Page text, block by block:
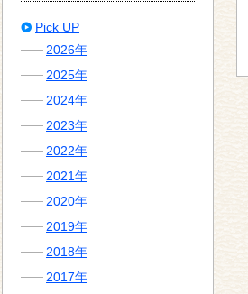
Pick UP
2026年
2025年
2024年
2023年
2022年
2021年
2020年
2019年
2018年
2017年